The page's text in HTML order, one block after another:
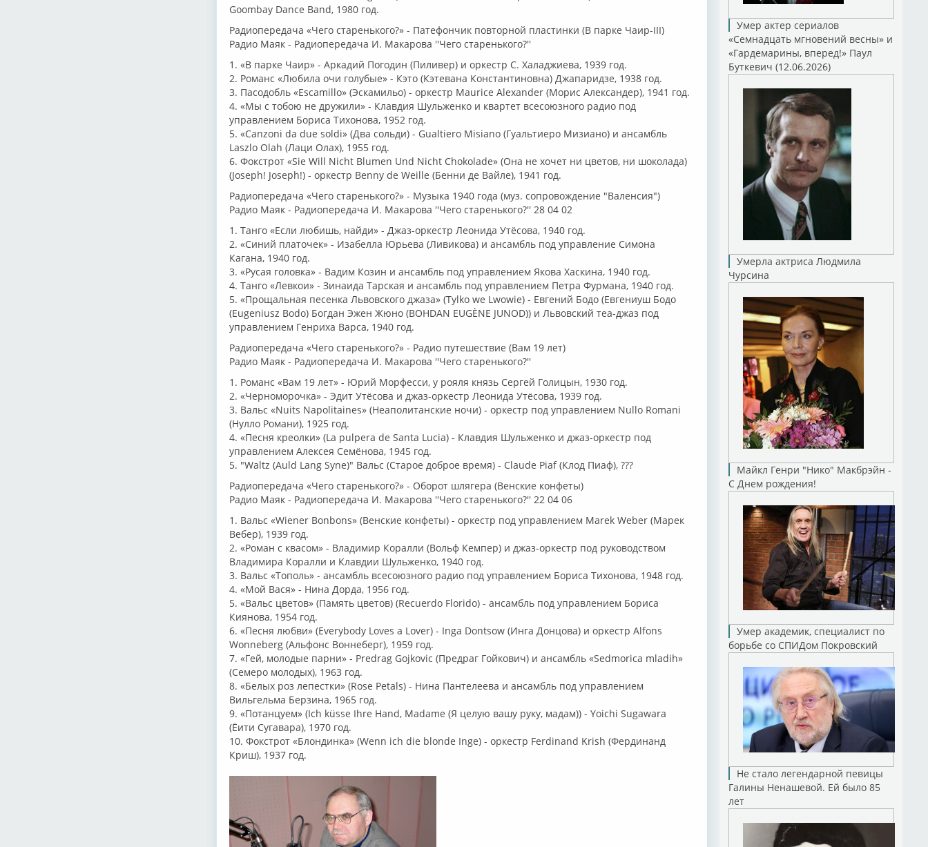
Goombay Dance Band, 1980 год.
Радиопередача «Чего старенького?» - Патефончик повторной пластинки (В парке Чаир-III)
Радио Маяк - Радиопередача И. Макарова ''Чего старенького?''
1. «В парке Чаир» - Аркадий Погодин (Пиливер) и оркестр С. Халаджиева, 1939 год.
2. Романс «Любила очи голубые» - Кэто (Кэтевана Константиновна) Джапаридзе, 1938 год.
3. Пасодобль «Escamillo» (Эскамильо) - оркестр Maurice Alexander (Морис Александер), 1941 год.
4. «Мы с тобою не дружили» - Клавдия Шульженко и квартет всесоюзного радио под
управлением Бориса Тихонова, 1952 год.
5. «Canzoni da due soldi» (Два сольди) - Gualtiero Misiano (Гуальтиеро Мизиано) и ансамбль
Laszlo Olah (Лаци Олах), 1955 год.
6. Фокстрот «Sie Will Nicht Blumen Und Nicht Chokolade» (Она не хочет ни цветов, ни шоколада)
(Joseph! Joseph!) - оркестр Benny de Weille (Бенни де Вайле), 1941 год.
Радиопередача «Чего старенького?» - Музыка 1940 года (муз. сопровождение "Валенсия")
Радио Маяк - Радиопередача И. Макарова ''Чего старенького?'' 28 04 02
1. Танго «Если любишь, найди» - Джаз-оркестр Леонида Утёсова, 1940 год.
2. «Синий платочек» - Изабелла Юрьева (Ливикова) и ансамбль под управление Симона
Кагана, 1940 год.
3. «Русая головка» - Вадим Козин и ансамбль под управлением Якова Хаскина, 1940 год.
4. Танго «Левкои» - Зинаида Тарская и ансамбль под управлением Петра Фурмана, 1940 год.
5. «Прощальная песенка Львовского джаза» (Tylko we Lwowie) - Евгений Бодо (Евгениуш Бодо
(Eugeniusz Bodo) Богдан Эжен Жюно (BOHDAN EUGÈNE JUNOD)) и Львовский теа-джаз под
управлением Генриха Варса, 1940 год.
Радиопередача «Чего старенького?» - Радио путешествие (Вам 19 лет)
Радио Маяк - Радиопередача И. Макарова ''Чего старенького?''
1. Романс «Вам 19 лет» - Юрий Морфесси, у рояля князь Сергей Голицын, 1930 год.
2. «Черноморочка» - Эдит Утёсова и джаз-оркестр Леонида Утёсова, 1939 год.
3. Вальс «Nuits Napolitaines» (Неаполитанские ночи) - оркестр под управлением Nullo Romani
(Нулло Романи), 1925 год.
4. «Песня креолки» (La pulpera de Santa Lucia) - Клавдия Шульженко и джаз-оркестр под
управлением Алексея Семёнова, 1945 год.
5. "Waltz (Auld Lang Syne)" Вальс (Старое доброе время) - Claude Piaf (Клод Пиаф), ???
Радиопередача «Чего старенького?» - Оборот шлягера (Венские конфеты)
Радио Маяк - Радиопередача И. Макарова ''Чего старенького?'' 22 04 06
1. Вальс «Wiener Bonbons» (Венские конфеты) - оркестр под управлением Marek Weber (Марек
Вебер), 1939 год.
2. «Роман с квасом» - Владимир Коралли (Вольф Кемпер) и джаз-оркестр под руководством
Владимира Коралли и Клавдии Шульженко, 1940 год.
3. Вальс «Тополь» - ансамбль всесоюзного радио под управлением Бориса Тихонова, 1948 год.
4. «Мой Вася» - Нина Дорда, 1956 год.
5. «Вальс цветов» (Память цветов) (Recuerdo Florido) - ансамбль под управлением Бориса
Киянова, 1954 год.
6. «Песня любви» (Everybody Loves a Lover) - Inga Dontsow (Инга Донцова) и оркестр Alfons
Wonneberg (Альфонс Воннеберг), 1959 год.
7. «Гей, молодые парни» - Predrag Gojkovic (Предраг Гойкович) и ансамбль «Sedmorica mladih»
(Семеро молодых), 1963 год.
8. «Белых роз лепестки» (Rose Petals) - Нина Пантелеева и ансамбль под управлением
Вильгельма Берзина, 1965 год.
9. «Потанцуем» (Ich küsse Ihre Hand, Madame (Я целую вашу руку, мадам)) - Yoichi Sugawara
(Ёити Сугавара), 1970 год.
10. Фокстрот «Блондинка» (Wenn ich die blonde Inge) - оркестр Ferdinand Krish (Фердинанд
Криш), 1937 год.
Умер актер сериалов
«Семнадцать мгновений весны» и
«Гардемарины, вперед!» Паул
Буткевич (12.06.2026)
Умерла актриса Людмила
Чурсина
Майкл Генри "Нико" Макбрэйн -
С Днем рождения!
Умер академик, специалист по
борьбе со СПИДом Покровский
Не стало легендарной певицы
Галины Ненашевой. Ей было 85
лет